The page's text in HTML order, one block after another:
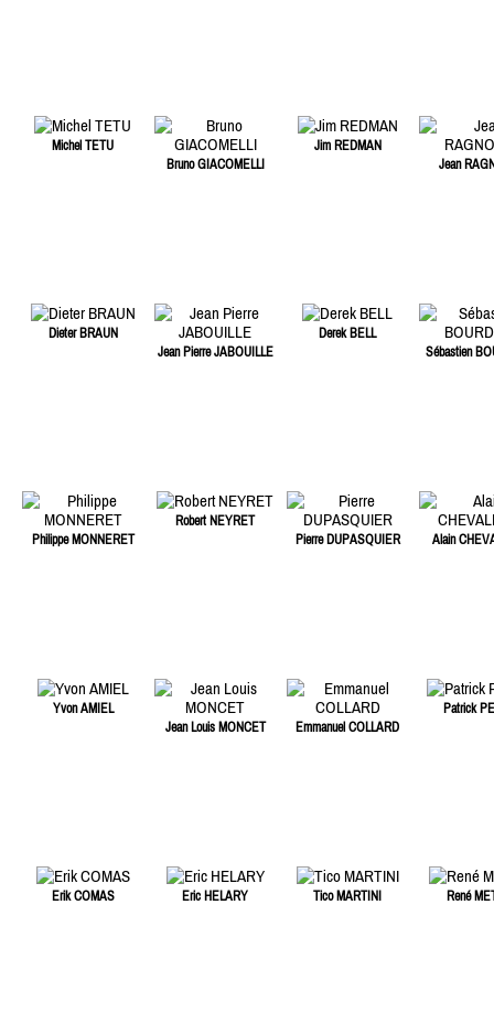
Michel TETU
Bruno GIACOMELLI
Jim REDMAN
Jean
Dieter BRAUN
Jean Pierre JABOUILLE
Derek BELL
Sébastien
Philippe MONNERET
Robert NEYRET
Pierre DUPASQUIER
Alain
Yvon AMIEL
Jean Louis MONCET
Emmanuel COLLARD
Patrick
Erik COMAS Eric HELARY Tico MARTINI René